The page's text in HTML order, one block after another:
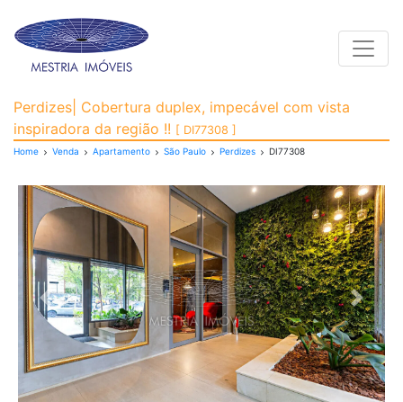
Apartamento para
Perdizes| Cobertura duplex, impecável com vista
inspiradora da região !! [ DI77308 ]
Home Venda Apartamento São Paulo Perdizes DI77308
Previous Next